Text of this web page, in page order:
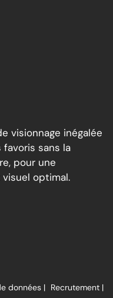
visionnage inégalée
sans la
pour une
optimal.
données | Recrutement |